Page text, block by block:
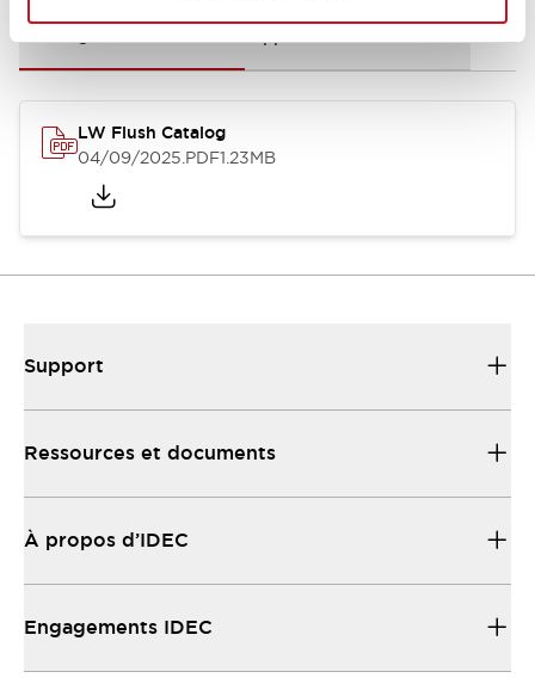
LW Flush Catalog
04/09/2025.PDF1.23MB
Support
Ressources et documents
À propos d’IDEC
Engagements IDEC